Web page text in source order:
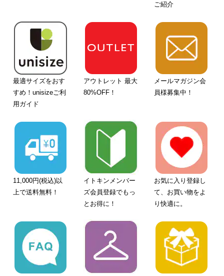
ご紹介
最適サイズをおす
すめ！unisizeご利
用ガイド
アウトレット 最大
80%OFF！
メールマガジン会
員様募集中！
11,000円(税込)以
上で送料無料！
イトキンメンバー
ズ会員登録でもっ
とお得に！
お気に入り登録し
て、お買い物をよ
り快適に。